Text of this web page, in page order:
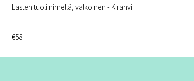
Lasten tuoli nimellä, valkoinen - Kirahvi
€58